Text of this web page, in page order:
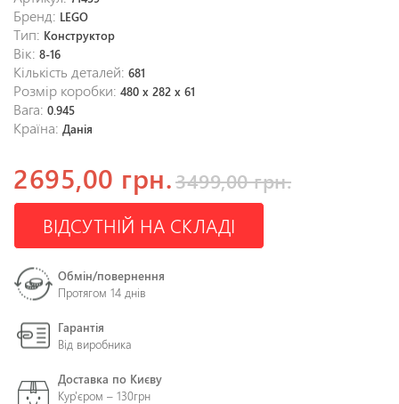
Бренд: LEGO
Тип: Конструктор
Вік: 8-16
Кількість деталей: 681
Розмір коробки: 480 x 282 x 61
Вага: 0.945
Країна: Данія
2695,00 грн.3499,00 грн.
ВІДСУТНІЙ НА СКЛАДІ
Обмін/повернення
Протягом 14 днів
Гарантія
Від виробника
Доставка по Києву
Кур'єром – 130грн